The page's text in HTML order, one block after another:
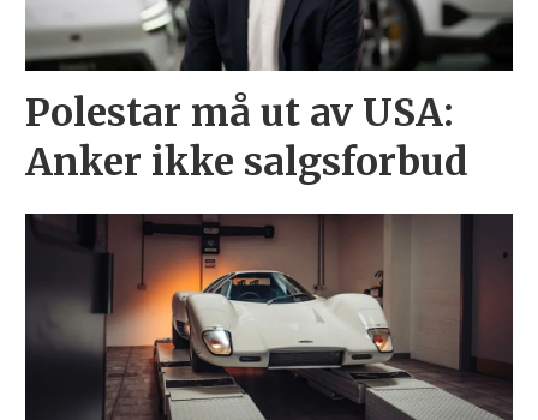
Polestar må ut av USA:
Anker ikke salgsforbud